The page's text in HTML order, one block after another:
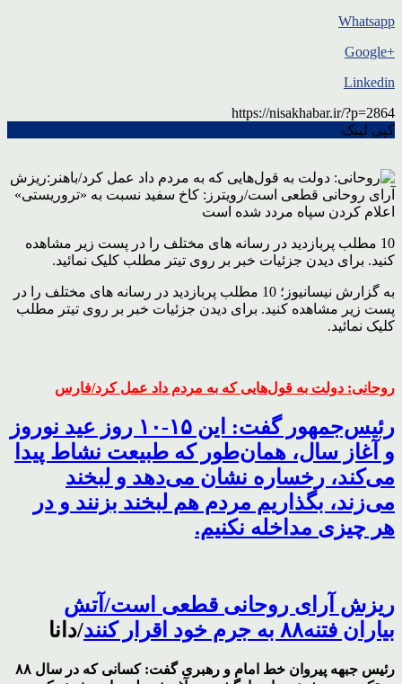
Whatsapp
+Google
Linkedin
https://nisakhabar.ir/?p=2864
کپی لینک
10 مطلب پربازدید در رسانه های مختلف را در پست زیر مشاهده
کنید. برای دیدن جزئیات خبر بر روی تیتر مطلب کلیک نمائید.
به گزارش نیسانیوز؛ 10 مطلب پربازدید در رسانه های مختلف را در
پست زیر مشاهده کنید. برای دیدن جزئیات خبر بر روی تیتر مطلب
کلیک نمائید.
روحانی: دولت به قول‌هایی که به مردم داد عمل کرد/فارس
رئیس‌جمهور گفت:‌ این ۱۵-۱۰ روز عید نوروز
و آغاز سال، همان‌طور که طبیعت نشاط پیدا
می‌کند، رخساره نشان می‌دهد و لبخند
می‌زند، بگذاریم مردم هم لبخند بزنند و در
هر چیزی مداخله نکنیم.
ریزش آرای روحانی قطعی است/آتش
بیاران فتنه۸۸ به جرم خود اقرار کنند
/دانا
رئیس جبهه پیروان خط امام و رهبری گفت: کسانی که در سال ۸۸